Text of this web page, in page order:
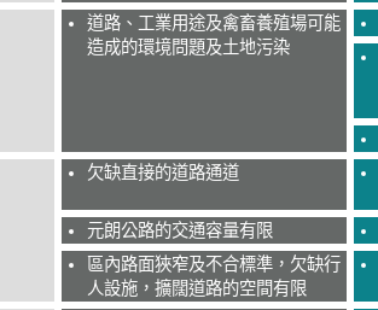
道路、工業用途及禽畜養殖場可能
造成的環境問題及土地污染
欠缺直接的道路通道
元朗公路的交通容量有限
區內路面狹窄及不合標準，欠缺行
人設施，擴闊道路的空間有限